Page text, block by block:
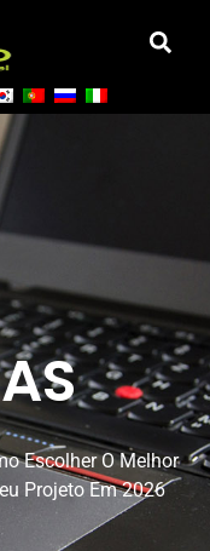
Escolher O Melhor
Projeto Em 2026